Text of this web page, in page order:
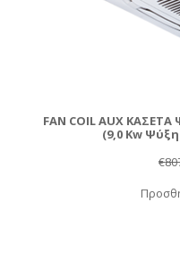
FAN COIL AUX
(9,0 Kw
€